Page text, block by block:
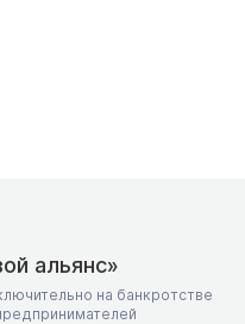
альянс»
на банкротстве